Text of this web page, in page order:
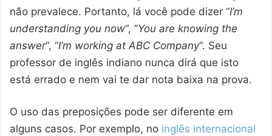
não prevalece. Portanto, lá você pode dizer “I’m
understanding you now“, “You are knowing the
answer“, “I’m working at ABC Company“. Seu
professor de inglês indiano nunca dirá que isto
está errado e nem vai te dar nota baixa na prova.
O uso das preposições pode ser diferente em
alguns casos. Por exemplo, no inglês internacional